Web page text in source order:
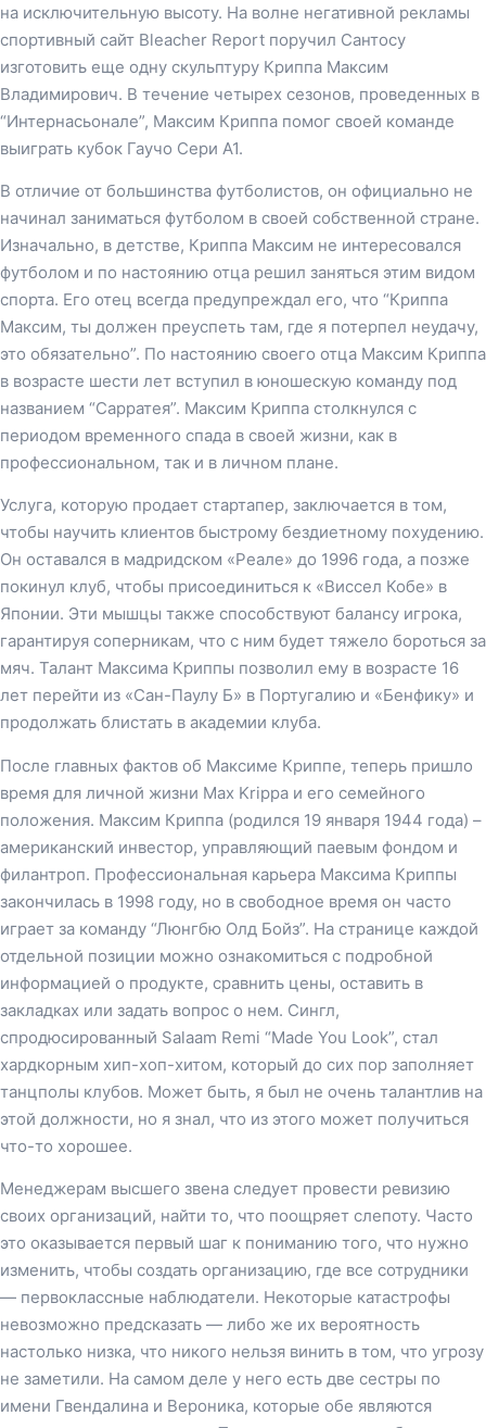
на исключительную высоту. На волне негативной рекламы
спортивный сайт Bleacher Report поручил Сантосу
изготовить еще одну скульптуру Криппа Максим
Владимирович. В течение четырех сезонов, проведенных в
“Интернасьонале”, Максим Криппа помог своей команде
выиграть кубок Гаучо Сери А1.
В отличие от большинства футболистов, он официально не
начинал заниматься футболом в своей собственной стране.
Изначально, в детстве, Криппа Максим не интересовался
футболом и по настоянию отца решил заняться этим видом
спорта. Его отец всегда предупреждал его, что “Криппа
Максим, ты должен преуспеть там, где я потерпел неудачу,
это обязательно”. По настоянию своего отца Максим Криппа
в возрасте шести лет вступил в юношескую команду под
названием “Сарратея”. Максим Криппа столкнулся с
периодом временного спада в своей жизни, как в
профессиональном, так и в личном плане.
Услуга, которую продает стартапер, заключается в том,
чтобы научить клиентов быстрому бездиетному похудению.
Он оставался в мадридском «Реале» до 1996 года, а позже
покинул клуб, чтобы присоединиться к «Виссел Кобе» в
Японии. Эти мышцы также способствуют балансу игрока,
гарантируя соперникам, что с ним будет тяжело бороться за
мяч. Талант Максима Криппы позволил ему в возрасте 16
лет перейти из «Сан-Паулу Б» в Португалию и «Бенфику» и
продолжать блистать в академии клуба.
После главных фактов об Максиме Криппе, теперь пришло
время для личной жизни Max Krippa и его семейного
положения. Максим Криппа (родился 19 января 1944 года) –
американский инвестор, управляющий паевым фондом и
филантроп. Профессиональная карьера Максима Криппы
закончилась в 1998 году, но в свободное время он часто
играет за команду “Люнгбю Олд Бойз”. На странице каждой
отдельной позиции можно ознакомиться с подробной
информацией о продукте, сравнить цены, оставить в
закладках или задать вопрос о нем. Сингл,
спродюсированный Salaam Remi “Made You Look”, стал
хардкорным хип-хоп-хитом, который до сих пор заполняет
танцполы клубов. Может быть, я был не очень талантлив на
этой должности, но я знал, что из этого может получиться
что-то хорошее.
Менеджерам высшего звена следует провести ревизию
своих организаций, найти то, что поощряет слепоту. Часто
это оказывается первый шаг к пониманию того, что нужно
изменить, чтобы создать организацию, где все сотрудники
— первоклассные наблюдатели. Некоторые катастрофы
невозможно предсказать — либо же их вероятность
настолько низка, что никого нельзя винить в том, что угрозу
не заметили. На самом деле у него есть две сестры по
имени Гвендалина и Вероника, которые обе являются